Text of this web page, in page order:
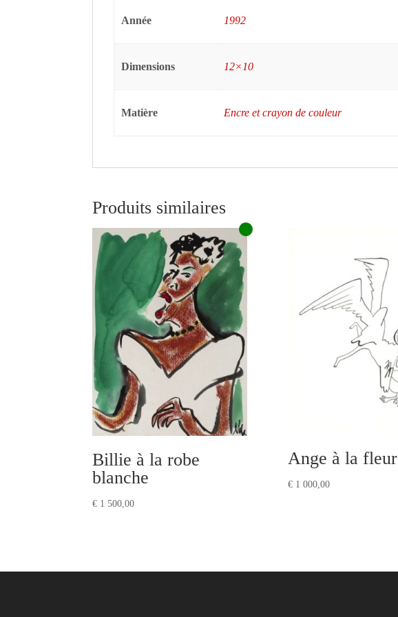
Année 1992
Dimensions 12×10
Matière Encre et crayon de couleur
Produits similaires
Billie à la robe
blanche
€ 1 500,00
Ange à la fleur
€1 000,00